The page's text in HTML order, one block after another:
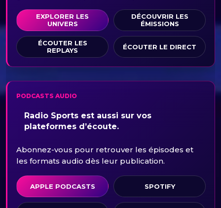
EXPLORER LES
UNIVERS
DÉCOUVRIR LES
ÉMISSIONS
ÉCOUTER LES
REPLAYS
ÉCOUTER LE DIRECT
PODCASTS AUDIO
Radio Sports est aussi sur vos
plateformes d’écoute.
Abonnez-vous pour retrouver les épisodes et
les formats audio dès leur publication.
APPLE PODCASTS SPOTIFY